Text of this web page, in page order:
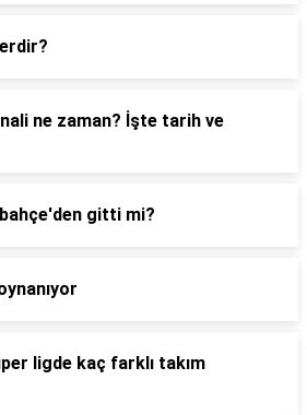
ne zaman? İşte tarih ve
gitti mi?
ligde kaç farklı takım